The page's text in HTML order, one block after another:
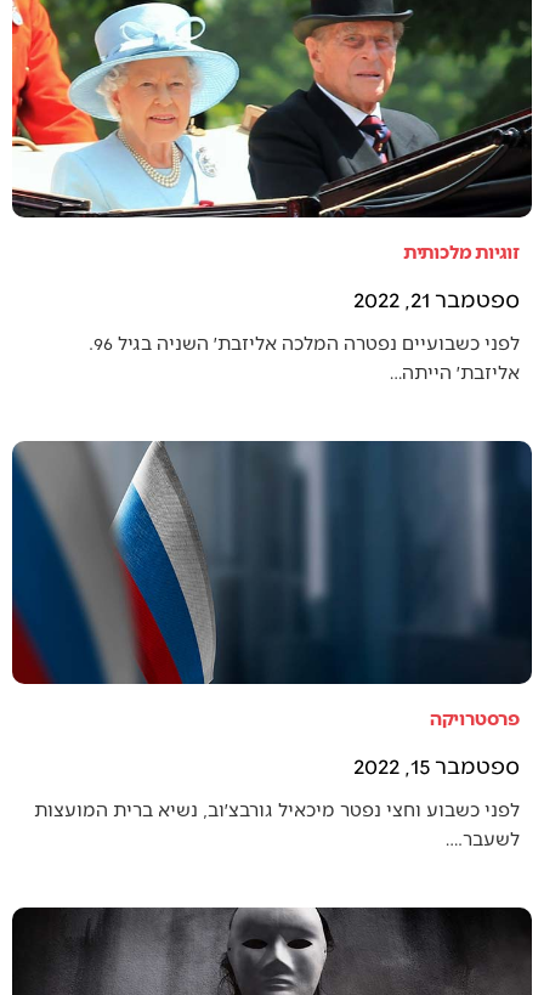
זוגיות מלכותית
ספטמבר 21, 2022
לפני כשבועיים נפטרה המלכה אליזבת׳ השניה בגיל 96.
אליזבת׳ הייתה…
פרסטרויקה
ספטמבר 15, 2022
לפני כשבוע וחצי נפטר מיכאיל גורבצ׳וב, נשיא ברית המועצות
לשעבר.…